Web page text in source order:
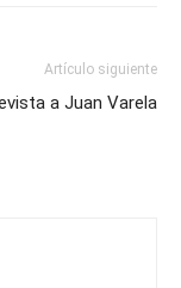
Artículo siguiente
a Juan Varela